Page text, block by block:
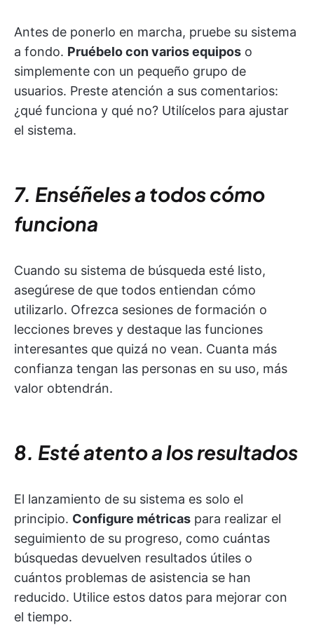
Antes de ponerlo en marcha, pruebe su sistema
a fondo. Pruébelo con varios equipos o
simplemente con un pequeño grupo de
usuarios. Preste atención a sus comentarios:
¿qué funciona y qué no? Utilícelos para ajustar
el sistema.
7. Enséñeles a todos cómo
funciona
Cuando su sistema de búsqueda esté listo,
asegúrese de que todos entiendan cómo
utilizarlo. Ofrezca sesiones de formación o
lecciones breves y destaque las funciones
interesantes que quizá no vean. Cuanta más
confianza tengan las personas en su uso, más
valor obtendrán.
8. Esté atento a los resultados
El lanzamiento de su sistema es solo el
principio. Configure métricas para realizar el
seguimiento de su progreso, como cuántas
búsquedas devuelven resultados útiles o
cuántos problemas de asistencia se han
reducido. Utilice estos datos para mejorar con
el tiempo.